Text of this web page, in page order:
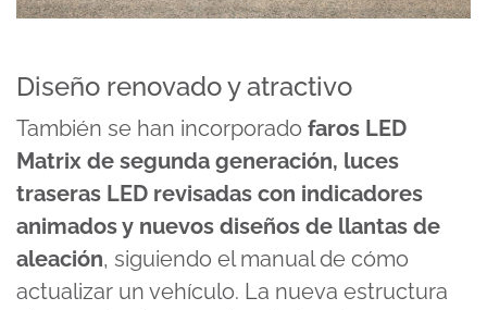
Diseño renovado y atractivo
También se han incorporado faros LED
Matrix de segunda generación, luces
traseras LED revisadas con indicadores
animados y nuevos diseños de llantas de
aleación, siguiendo el manual de cómo
actualizar un vehículo. La nueva estructura